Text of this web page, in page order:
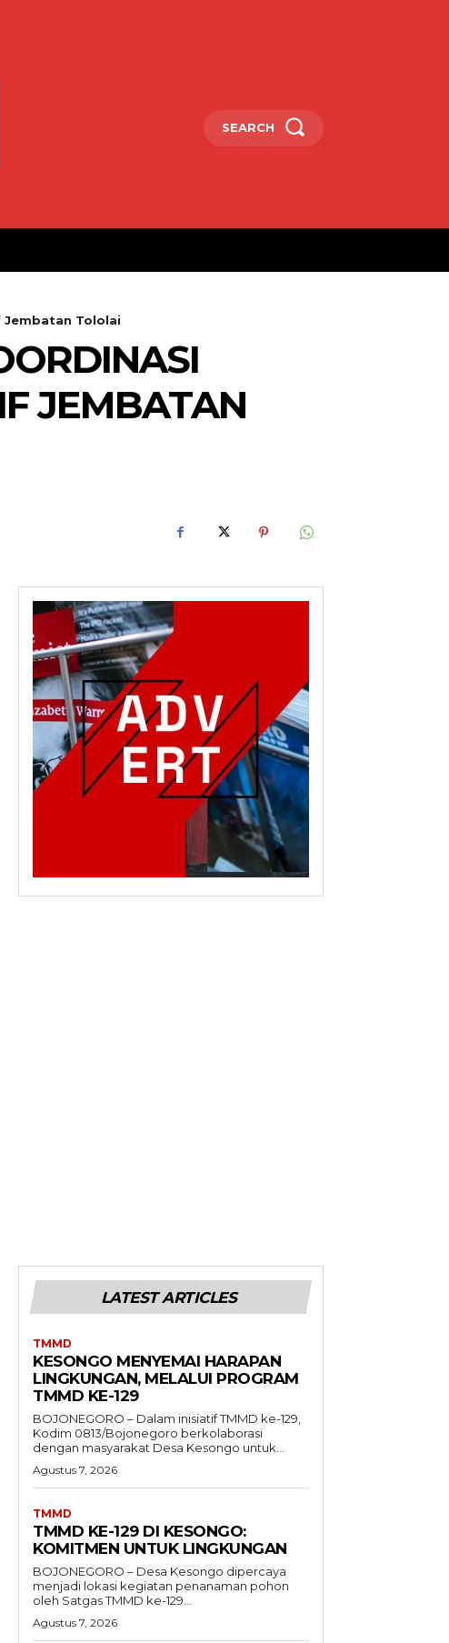
SEARCH
Tololai
JEMBATAN
LATEST ARTICLES
TMMD
KESONGO MENYEMAI HARAPAN
LINGKUNGAN, MELALUI PROGRAM
TMMD KE-129
BOJONEGORO – Dalam inisiatif TMMD ke-129,
Kodim 0813/Bojonegoro berkolaborasi
dengan masyarakat Desa Kesongo untuk...
Agustus 7, 2026
TMMD
TMMD KE-129 DI KESONGO:
KOMITMEN UNTUK LINGKUNGAN
BOJONEGORO – Desa Kesongo dipercaya
menjadi lokasi kegiatan penanaman pohon
oleh Satgas TMMD ke-129...
Agustus 7, 2026